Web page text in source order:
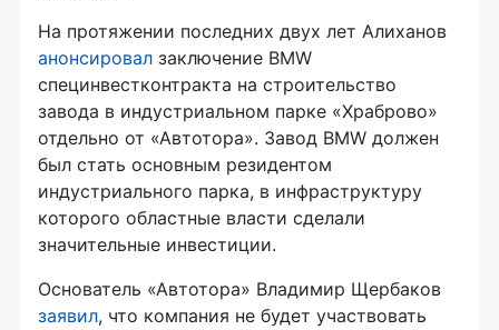
На протяжении последних двух лет Алиханов
анонсировал заключение BMW
специнвестконтракта на строительство
завода в индустриальном парке «Храброво»
отдельно от «Автотора». Завод BMW должен
был стать основным резидентом
индустриального парка, в инфраструктуру
которого областные власти сделали
значительные инвестиции.
Основатель «Автотора» Владимир Щербаков
заявил, что компания не будет участвовать